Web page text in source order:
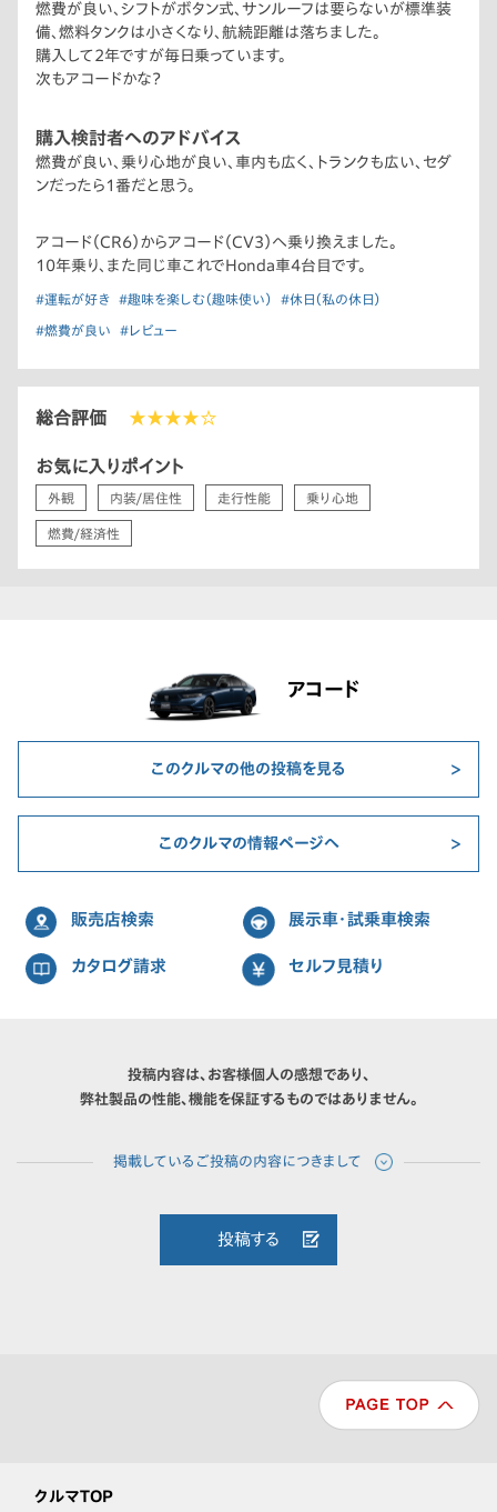
燃費が良い、シフトがボタン式、サンルーフは要らないが標準装
備、燃料タンクは小さくなり、航続距離は落ちました。
購入して2年ですが毎日乗っています。
次もアコードかな？
購入検討者へのアドバイス
燃費が良い、乗り心地が良い、車内も広く、トランクも広い、セダ
ンだったら1番だと思う。
アコード（CR6）からアコード（CV3）へ乗り換えました。
10年乗り、また同じ車これでHonda車4台目です。
#運転が好き #趣味を楽しむ（趣味使い） #休日（私の休日）
#燃費が良い #レビュー
総合評価 ★★★★☆
お気に入りポイント
外観 内装/居住性 走行性能 乗り心地
燃費/経済性
アコード
このクルマの他の投稿を見る
このクルマの情報ページへ
販売店検索 展示車・試乗車検索
カタログ請求 セルフ見積り
投稿内容は、お客様個人の感想であり、
弊社製品の性能、機能を保証するものではありません。
投稿する
クルマTOP